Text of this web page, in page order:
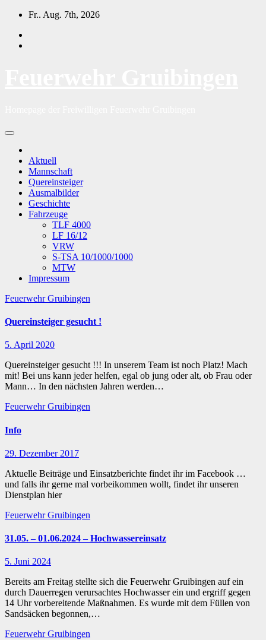
Zum
springen
Fr.. Aug. 7th, 2026
Aktuell
Mannschaft
Quereinsteiger
Ausmalbilder
Geschichte
Fahrzeuge
TLF 4000
LF 16/12
VRW
S-TSA 10/1000/1000
MTW
Impressum
Feuerwehr Gruibingen
Quereinsteiger gesucht !
5. April 2020
Quereinsteiger gesucht !!! In unserem Team ist noch Platz! Mach
mit! Bei uns kann jeder helfen, egal ob jung oder alt, ob Frau oder
Mann… In den nächsten Jahren werden…
Feuerwehr Gruibingen
Info
29. Dezember 2017
Aktuelle Beiträge und Einsatzberichte findet ihr im Facebook …
und falls ihr gerne mal vorbeikommen wollt, findet ihr unseren
Dienstplan hier
Feuerwehr Gruibingen
31.05. – 01.06.2024 – Hochwassereinsatz
5. Juni 2024
Bereits am Freitag stellte sich die Feuerwehr Gruibingen auf ein
durch Dauerregen verursachtes Hochwasser ein und ergriff gegen
14 Uhr vorbereitende Maßnahmen. Es wurde mit dem Füllen von
Sandsäcken begonnen,…
Feuerwehr Gruibingen